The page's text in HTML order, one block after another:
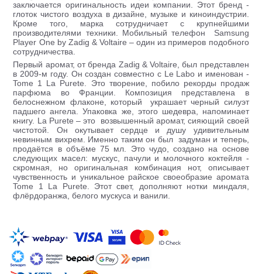
заключается оригинальность идеи компании. Этот бренд -
глоток чистого воздуха в дизайне, музыке и киноиндустрии.
Кроме того, марка сотрудничает с крупнейшими
производителями техники. Мобильный телефон Samsung
Player One by Zadig & Voltaire – один из примеров подобного
сотрудничества.
Первый аромат, от бренда Zadig & Voltaire, был представлен
в 2009-м году. Он создан совместно с Le Labo и именован -
Tome 1 La Purete. Это творение, побило рекорды продаж
парфюма во Франции. Композиция представлена в
белоснежном флаконе, который украшает черный силуэт
падшего ангела. Упаковка же, этого шедевра, напоминает
книгу. La Purete – это возвышенный аромат, сияющий своей
чистотой. Он окутывает сердце и душу удивительным
невинным вихрем. Именно таким он был задуман и теперь,
продаётся в объёме 75 мл. Это чудо, создано на основе
следующих масел: мускус, пачули и молочного коктейля -
скромная, но оригинальная комбинация нот, описывает
чувственность и уникальное райское своеобразие аромата
Tome 1 La Purete. Этот свет, дополняют нотки миндаля,
флёрдоранжа, белого мускуса и ванили.